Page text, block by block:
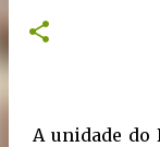
A unidade do